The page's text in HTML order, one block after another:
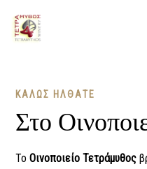
ΚΑΛΩΣ ΗΛΘΑΤΕ
Στο
ΤοΟινοποιείο Τετράμυθος